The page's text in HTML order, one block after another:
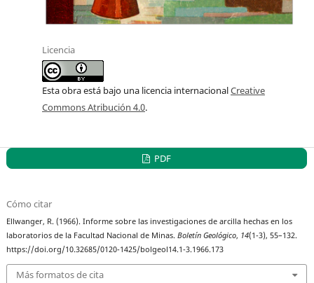
Licencia
Esta obra está bajo una licencia internacionalCreative
Commons Atribución 4.0.
PDF
Cómo citar
Ellwanger, R. (1966). Informe sobre las investigaciones de arcilla hechas en los
laboratorios de la Facultad Nacional de Minas.Boletín Geológico, 14(1-3), 55–132.
https://doi.org/10.32685/0120-1425/bolgeol14.1-3.1966.173
Más formatos de cita